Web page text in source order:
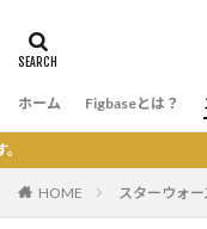
ホーム Figbaseとは？
HOME スターウォー